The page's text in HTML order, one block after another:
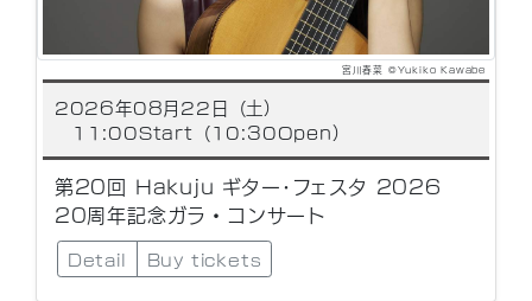
宮川春菜 ©Yukiko Kawabe
2026年08月22日（土）
11:00Start（10:30Open）
第20回 Hakuju ギター･フェスタ 2026
20周年記念ガラ・コンサート
Detail Buy tickets